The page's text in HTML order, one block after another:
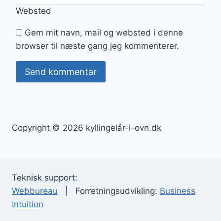
Websted
Gem mit navn, mail og websted i denne
browser til næste gang jeg kommenterer.
Copyright © 2026 kyllingelår-i-ovn.dk
Teknisk support:
Webbureau | Forretningsudvikling: Business
Intuition